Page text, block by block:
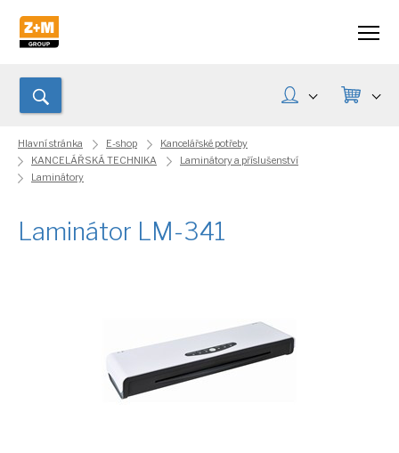
Hlavní stránka E-shop
Kancelářské potřeby
KANCELÁŘSKÁ TECHNIKA
Laminátory a příslušenství
Laminátory
Laminátor LM-341